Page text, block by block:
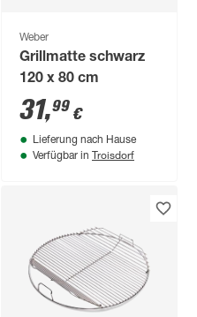
Weber
Grillmatte schwarz
120 x 80 cm
31,99 €
Lieferung nach Hause
Verfügbar in Troisdorf